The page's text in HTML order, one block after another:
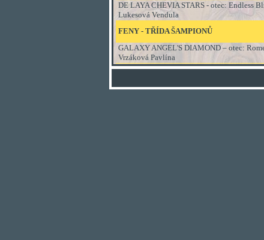
DE LAYA CHEVIA STARS - otec: Endless
Lukesová Vendula
FENY - TŘÍDA ŠAMPIONŮ
GALAXY ANGEL'S DIAMOND – otec:
Vrzáková Pavlína